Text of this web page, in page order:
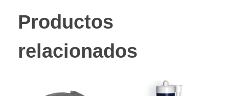
Productos
relacionados